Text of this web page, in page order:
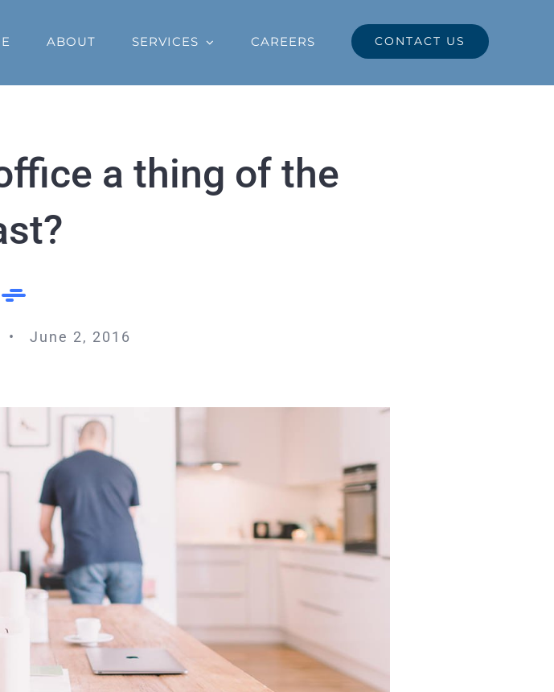
ABOUT SERVICES CAREERS CONTACT US
a thing of the
• June 2, 2016